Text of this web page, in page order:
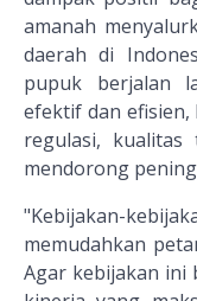
amanah
daerah di
pupuk berjalan
efektif dan
regulasi, kualitas
mendorong
"Kebijakan-
memudahkan
Agar kebijakan ini